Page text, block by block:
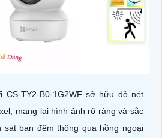
CS-TY2-B0-1G2WF sở hữu độ nét
mang lại hình ảnh rõ ràng và sắc
sát ban đêm thông qua hồng ngoại